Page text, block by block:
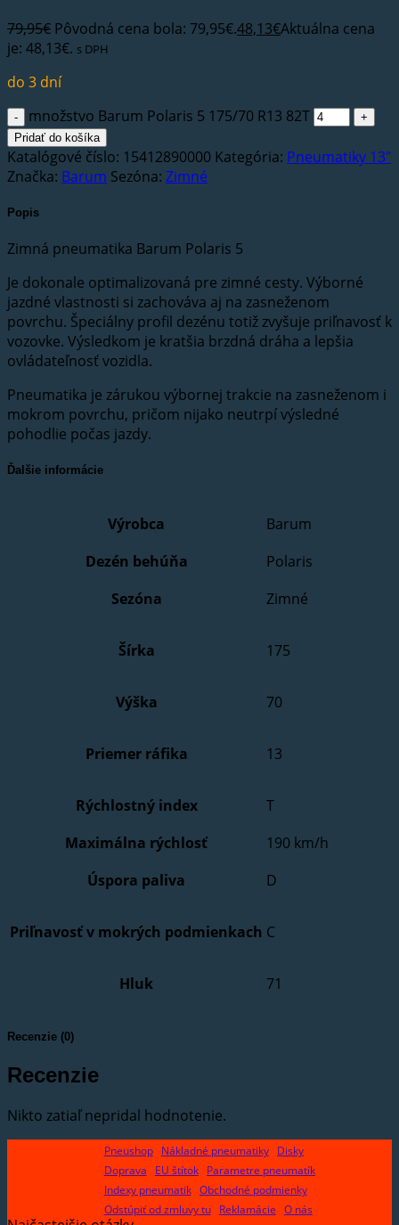
79,95€ Pôvodná cena bola: 79,95€.48,13€Aktuálna cena
je: 48,13€. s DPH
do 3 dní
množstvo Barum Polaris 5 175/70 R13 82T
Pridať do košíka
Katalógové číslo: 15412890000 Kategória: Pneumatiky 13"
Značka: Barum Sezóna: Zimné
Popis
Zimná pneumatika Barum Polaris 5
Je dokonale optimalizovaná pre zimné cesty. Výborné
jazdné vlastnosti si zachováva aj na zasneženom
povrchu. Špeciálny profil dezénu totiž zvyšuje priľnavosť k
vozovke. Výsledkom je kratšia brzdná dráha a lepšia
ovládateľnosť vozidla.
Pneumatika je zárukou výbornej trakcie na zasneženom i
mokrom povrchu, pričom nijako neutrpí výsledné
pohodlie počas jazdy.
Ďalšie informácie
Výrobca
Barum
Dezén behúňa
Polaris
Sezóna
Zimné
Šírka 175
Výška 70
Priemer ráfika 13
Rýchlostný index
T
Maximálna rýchlosť
190 km/h
Úspora paliva
D
Priľnavosť v mokrých podmienkach C
Hluk 71
Recenzie (0)
Recenzie
Nikto zatiaľ nepridal hodnotenie.
Pneushop Nákladné pneumatiky
Disky
Doprava
EU štítok
Parametre pneumatík
Indexy pneumatik Obchodné podmienky
Odstúpiť od zmluvy tu
Reklamácie O nás